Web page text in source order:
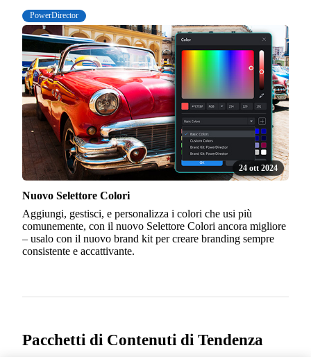
PowerDirector
24 ott 2024
Nuovo Selettore Colori
Aggiungi, gestisci, e personalizza i colori che usi più
comunemente, con il nuovo Selettore Colori ancora migliore
– usalo con il nuovo brand kit per creare branding sempre
consistente e accattivante.
Pacchetti di Contenuti di Tendenza